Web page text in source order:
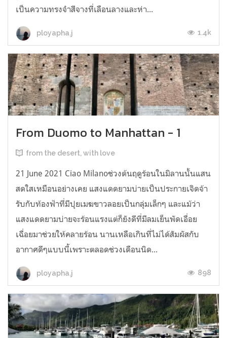
เป็นความทรงจำสีจางที่เลือนลางและห่า...
ployapha.j 1.4k
From Duomo to Manhattan - 1
from the desert, with love
21 June 2021 Ciao Milanoช่วงต้นฤดูร้อนในมิลานนั้นแสน
สดใสเหมือนอย่างเคย แสงแดดยามบ่ายเป็นประกายเจิดจ้า
รับกับท้องฟ้าที่มีปุยเมฆขาวลอยเป็นกลุ่มเล็กๆ และแม้ว่า
แสงแดดยามบ่ายจะร้อนแรงแต่ก็ยังดีที่มีลมเย็นพัดเอื่อย
เฉื่อยมาช่วยให้คลายร้อน นานเหลือเกินที่ไม่ได้สัมผัสกับ
อากาศดีๆแบบนี้เพราะตลอดช่วงเดือนนิด...
ployapha.j 898